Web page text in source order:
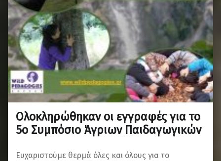
Ολοκληρώθηκαν οι εγγραφές για το
5ο Συμπόσιο Άγριων Παιδαγωγικών
Ευχαριστούμε θερμά όλες και όλους για το